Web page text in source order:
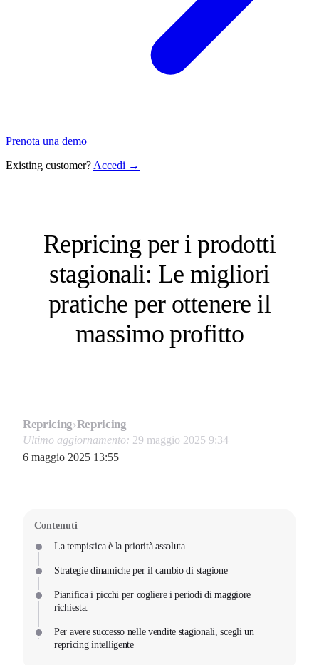
Prenota una demo
Existing customer? Accedi →
Repricing per i prodotti
stagionali: Le migliori
pratiche per ottenere il
massimo profitto
Repricing›Repricing
Ultimo aggiornamento: 29 maggio 2025 9:34
6 maggio 2025 13:55
Contenuti
La tempistica è la priorità assoluta
Strategie dinamiche per il cambio di stagione
Pianifica i picchi per cogliere i periodi di maggiore
richiesta.
Per avere successo nelle vendite stagionali, scegli un
repricing intelligente